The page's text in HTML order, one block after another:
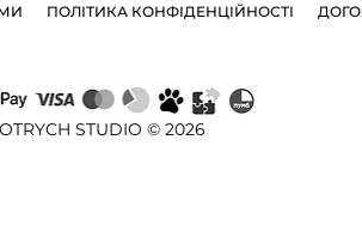
ПОЛІТИКА КОНФІДЕНЦІЙНОСТІ
STUDIO © 2026